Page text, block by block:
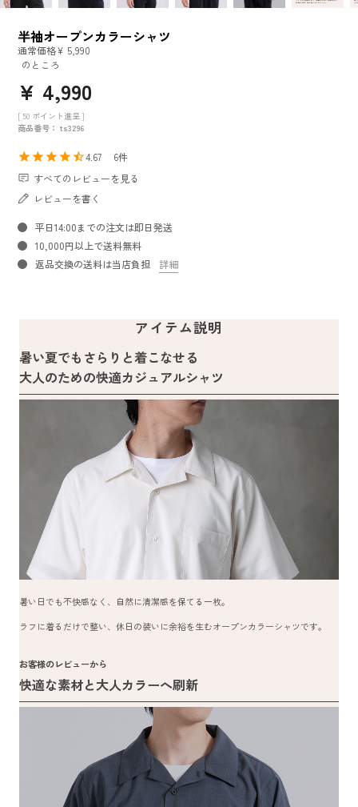
半袖オープンカラーシャツ
通常価格¥ 5,990
のところ
¥ 4,990
[ 50 ポイント進呈 ]
商品番号
ts3296
4.67
6
すべてのレビューを見る
レビューを書く
平日14:00までの注文は即日発送
10,000円以上で送料無料
返品交換の送料は当店負担
詳細
アイテム説明
暑い夏でもさらりと着こなせる
大人のための快適カジュアルシャツ
暑い日でも不快感なく、自然に清潔感を保てる一枚。
ラフに着るだけで整い、休日の装いに余裕を生むオープンカラーシャツです。
お客様のレビューから
快適な素材と大人カラーへ刷新